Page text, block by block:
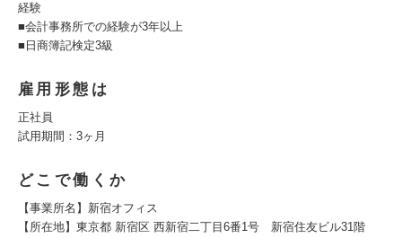
経験
■会計事務所での経験が3年以上
■日商簿記検定3級
雇用形態は
正社員
試用期間：3ヶ月
どこで働くか
【事業所名】新宿オフィス
【所在地】東京都 新宿区 西新宿二丁目6番1号 新宿住友ビル31階